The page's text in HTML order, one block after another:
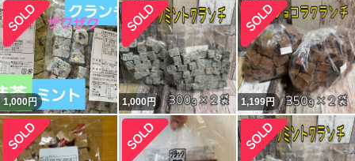
1,000円 1,000円 1,199円